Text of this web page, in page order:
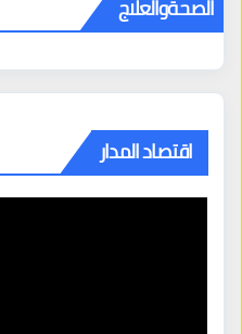
الصحةوالعلاج
اقتصاد المدار